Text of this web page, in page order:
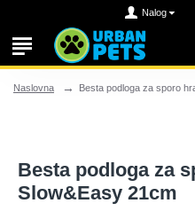
Nalog
Naslovna Besta podloga za sporo
Besta podloga za
Slow&Easy 21cm